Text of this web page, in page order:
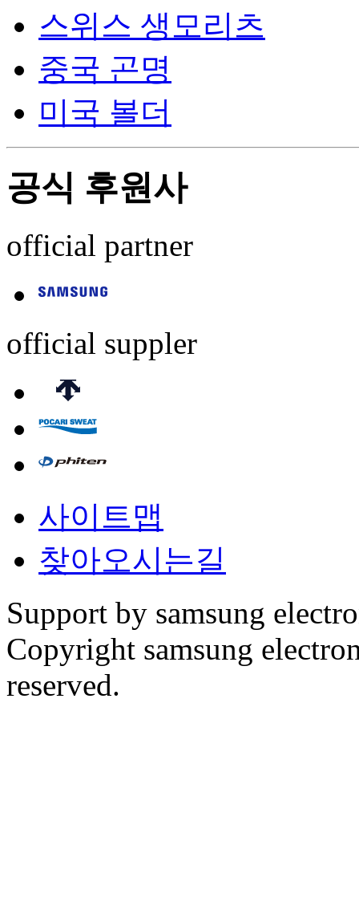
스위스 생모리츠
중국 곤명
미국 볼더
공식 후원사
official partner
official suppler
사이트맵
찾아오시는길
Support by samsung
Copyright samsung
reserved.